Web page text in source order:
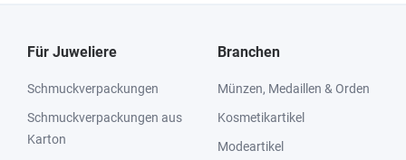
Für Juweliere
Schmuckverpackungen
Schmuckverpackungen aus
Karton
Branchen
Münzen, Medaillen & Orden
Kosmetikartikel
Modeartikel